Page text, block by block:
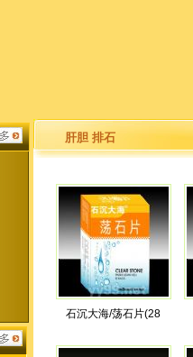
肝胆 排石
石沉大海/荡石片(28